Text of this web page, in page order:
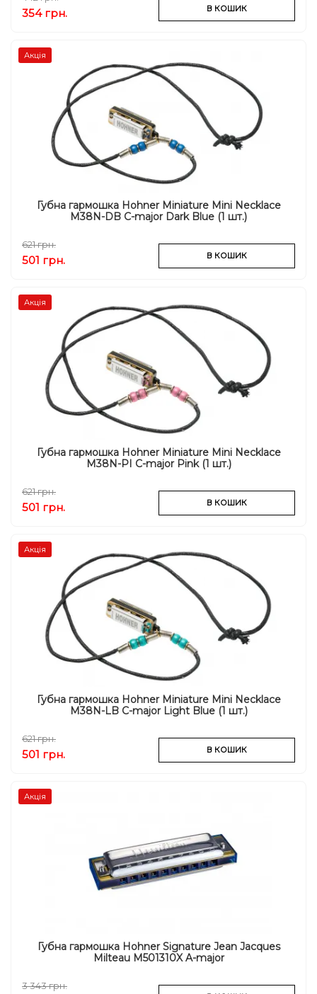
354 грн. В КОШИК
Акція
Губна гармошка Hohner Miniature Mini Necklace
M38N-DB C-major Dark Blue (1 шт.)
621 грн.
501 грн. В КОШИК
Акція
Губна гармошка Hohner Miniature Mini Necklace
M38N-PI C-major Pink (1 шт.)
621 грн.
501 грн. В КОШИК
Акція
Губна гармошка Hohner Miniature Mini Necklace
M38N-LB C-major Light Blue (1 шт.)
621 грн.
501 грн. В КОШИК
Акція
Губна гармошка Hohner Signature Jean Jacques
Milteau M501310X A-major
3 343 грн.